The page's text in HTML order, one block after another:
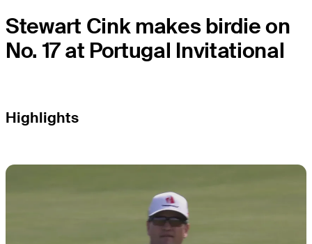
Stewart Cink makes birdie on
No. 17 at Portugal Invitational
Highlights